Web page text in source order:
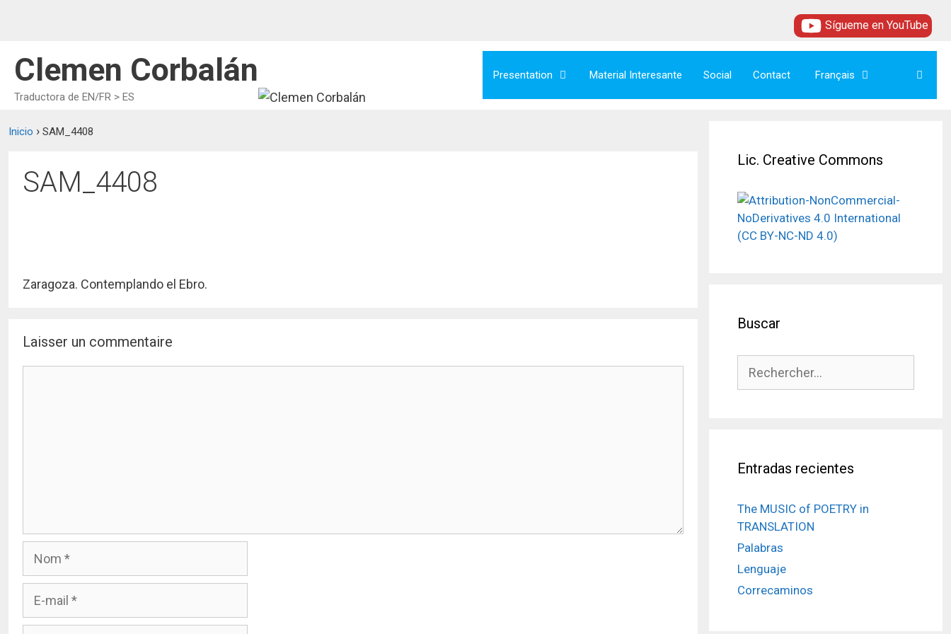
Sígueme en YouTube
Clemen Corbalán
Traductora de EN/FR > ES
Presentation Material Interesante Social Contact Français
Inicio › SAM_4408
SAM_4408
Zaragoza. Contemplando el Ebro.
Laisser un commentaire
Lic. Creative Commons
Buscar
Entradas recientes
The MUSIC of POETRY in
TRANSLATION
Palabras
Lenguaje
Correcaminos